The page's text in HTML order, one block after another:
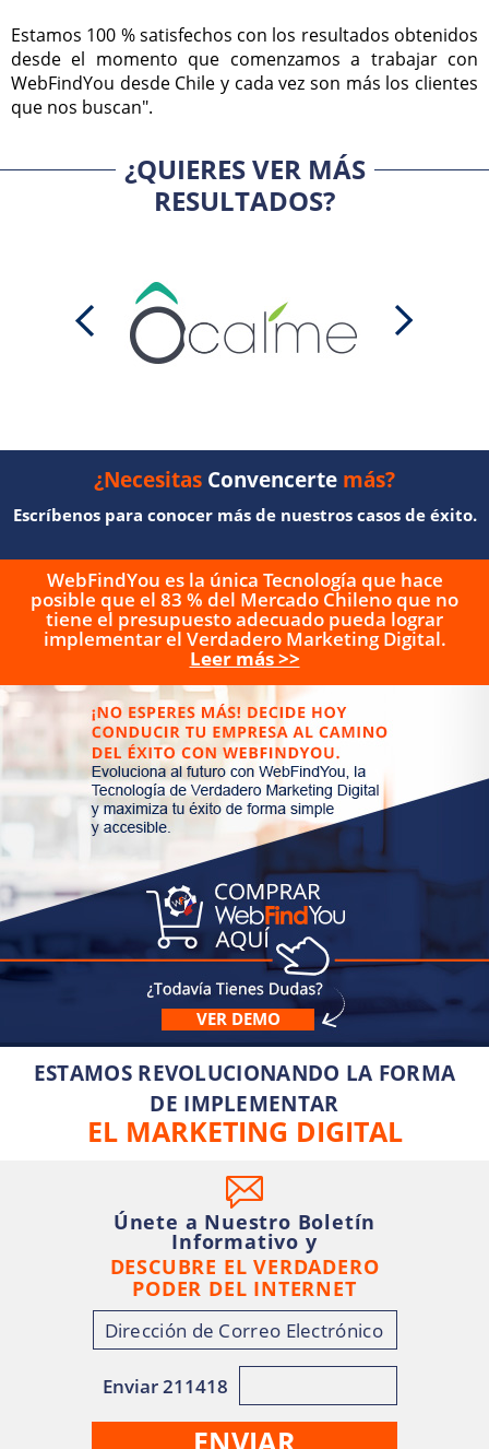
Estamos 100 % satisfechos con los resultados obtenidos
desde el momento que comenzamos a trabajar con
WebFindYou desde Chile y cada vez son más los clientes
que nos buscan".
¿QUIERES VER MÁS
RESULTADOS?
¿Necesitas Convencerte más?
Escríbenos para conocer más de nuestros casos de éxito.
WebFindYou es la única Tecnología que hace
posible que el 83 % del Mercado Chileno que no
tiene el presupuesto adecuado pueda lograr
implementar el Verdadero Marketing Digital.
Leer más >>
VER DEMO
ESTAMOS REVOLUCIONANDO LA FORMA
DE IMPLEMENTAR
EL MARKETING DIGITAL
Únete a Nuestro Boletín
Informativo y
DESCUBRE EL VERDADERO
PODER DEL INTERNET
Enviar 211418